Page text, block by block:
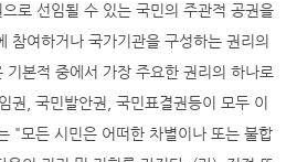
로 선임될 수 있는 국민의 주관적 공권을
참여하거나 국가기관을 구성하는 권리의
본적 중에서 가장 주요한 권리의 하나로
권, 국민발안권, 국민표결권등이 모두 이
"모든 시민은 어떠한 차별이나 또는 불합